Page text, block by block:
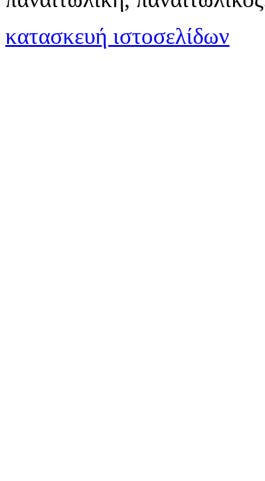
κατασκευή ιστοσελίδων